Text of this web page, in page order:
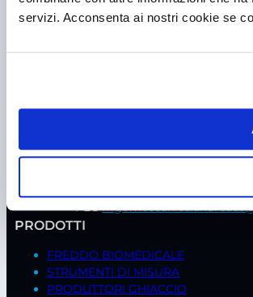
servizi. Acconsenta ai nostri cookie se
viale Germania, 5
35020 – Ponte S. Nicolò
Fax +39 049 8802487
PEC
PRODOTTI
FREDDO BIOMEDICALE
STRUMENTI DI MISURA
PRODUTTORI GHIACCIO